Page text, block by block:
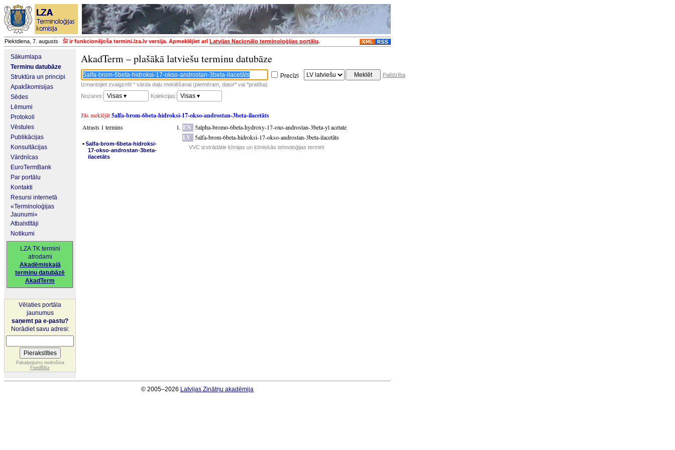
Piektdiena, 7. augusts Šī ir funkcionējoša termini.lza.lv versija. Apmeklējiet arīLatvijas Nacionālo terminoloģijas portālu.
Sākumlapa
Terminu datubāze
Struktūra un principi
Apakškomisijas
Sēdes
Lēmumi
Protokoli
Vēstules
Publikācijas
Konsultācijas
Vārdnīcas
EuroTermBank
Par portālu
Kontakti
Resursi internetā
«Terminoloģijas
Jaunumi»
Atbalstītāji
Notikumi
LZA TK termini
atrodami
Akadēmiskajā
terminu datubāzē
AkadTerm
Vēlaties portāla
jaunumus
saņemt pa e-pastu?
Norādiet savu adresi:
Pakalpojumu nodrošina
FeedBlitz
AkadTerm – plašākā latviešu terminu datubāze
Precīzi
Palīdzība
Izmantojiet zvaigznīti * vārda daļu meklēšanai (piemēram, dator* vai *pratība)
Nozares:
Visas ▾ Kolekcijas: Visas ▾
Jūs meklējāt5alfa-brom-6beta-hidroksi-17-okso-androstan-3beta-ilacetāts
Atrasts 1 termins
▪ 5alfa-brom-6beta-hidroksi-
17-okso-androstan-3beta-
ilacetāts
EN 5alpha-bromo-6beta-hydroxy-17-oxo-androstan-3beta-yl acetate
LV 5alfa-brom-6beta-hidroksi-17-okso-androstan-3beta-ilacetāts
VVC izstrādātie ķīmijas un ķīmiskās tehnoloģijas termini
© 2005–2026 Latvijas Zinātņu akadēmija